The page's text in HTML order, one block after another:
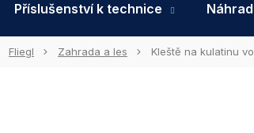
Příslušenství k technice
Fliegl Zahrada a les Kleště na kulatinu